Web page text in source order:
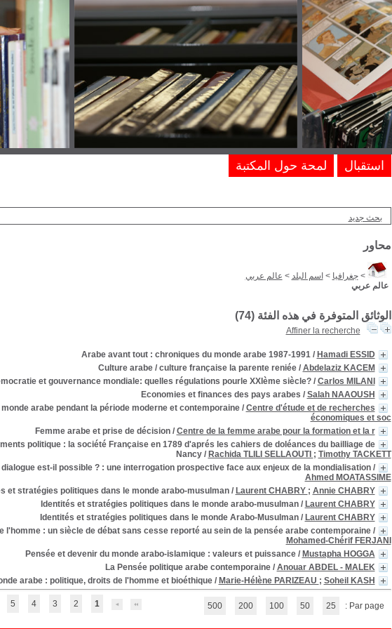
بحث جديد
محاور
>جغرافيا > اسم البلد > عالم عربي
عالم عربي
الوثائق المتوفرة في هذه الفئة (74
)
Affiner la recherche
Arabe avant tout : chroniques du monde arabe 1987-1991/ Hamadi ESSID
Culture arabe / culture française la parente reniée/ Abdelaziz KACEM
et gouvernance mondiale: quelles régulations pourle XXIème siècle?/ Carlos MILANI
Economies et finances des pays arabes / Salah NAAOUSH
arabe pendant la période moderne et contemporaine/ Centre d'étude et de recherches
économiques et soc
Femme arabe et prise de décision/ Centre de la femme arabe pour la formation et la r
politique : la société Française en 1789 d'aprés les cahiers de doléances du bailliage de
Nancy/ Rachida TLILI SELLAOUTI ; Timothy TACKETT
dialogue est-il possible ? : une interrogation prospective face aux enjeux de la mondialisation/
Ahmed MOATASSIME
et stratégies politiques dans le monde arabo-musulman/ Laurent CHABRY ; Annie CHABRY
Identités et stratégies politiques dans le monde arabo-musulman/ Laurent CHABRY
Identités et stratégies politiques dans le monde Arabo-Musulman/ Laurent CHABRY
l'homme : un siècle de débat sans cesse reporté au sein de la pensée arabe contemporaine/
Mohamed-Chérif FERJANI
Pensée et devenir du monde arabo-islamique : valeurs et puissance/ Mustapha HOGGA
La Pensée politique arabe contemporaine/ Anouar ABDEL - MALEK
arabe : politique, droits de l'homme et bioéthique/ Marie-Hélène PARIZEAU ; Soheil KASH
1
2
3
4
5 Par page :
25
50
100
200
500
استقبال لمحة حول المكتبة